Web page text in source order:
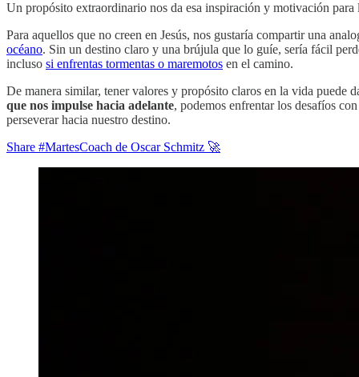
Un propósito extraordinario nos da esa inspiración y motivación para
Para aquellos que no creen en Jesús, nos gustaría compartir una
océano. Sin un destino claro y una brújula que lo guíe, sería fácil
incluso si enfrentas tormentas o maremotos en el camino.
De manera similar, tener valores y propósito claros en la vida puede
que nos impulse hacia adelante, podemos enfrentar los desafíos
perseverar hacia nuestro destino.
Share #MartesCoach de Oscar Schmitz 🚀